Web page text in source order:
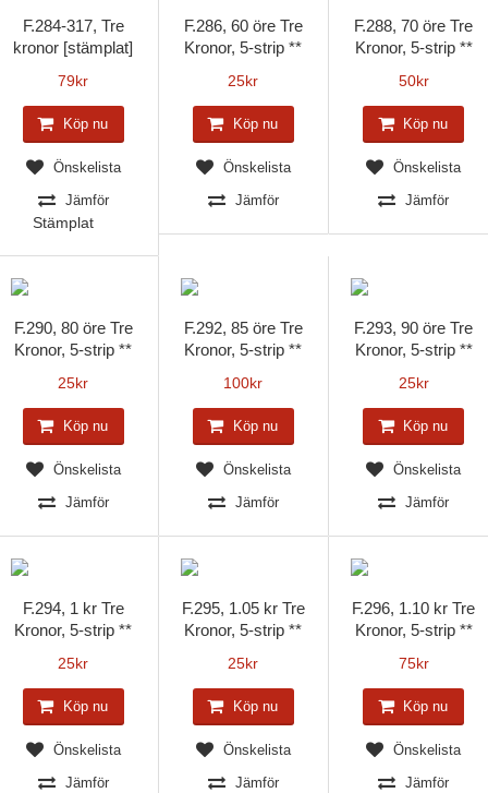
F.284-317, Tre
kronor [stämplat]
79kr
Köp nu
Önskelista
Jämför
Stämplat
F.286, 60 öre Tre
Kronor, 5-strip **
25kr
Köp nu
Önskelista
Jämför
F.288, 70 öre Tre
Kronor, 5-strip **
50kr
Köp nu
Önskelista
Jämför
F.290, 80 öre Tre
Kronor, 5-strip **
25kr
Köp nu
Önskelista
Jämför
F.292, 85 öre Tre
Kronor, 5-strip **
100kr
Köp nu
Önskelista
Jämför
F.293, 90 öre Tre
Kronor, 5-strip **
25kr
Köp nu
Önskelista
Jämför
F.294, 1 kr Tre
Kronor, 5-strip **
25kr
Köp nu
Önskelista
Jämför
F.295, 1.05 kr Tre
Kronor, 5-strip **
25kr
Köp nu
Önskelista
Jämför
F.296, 1.10 kr Tre
Kronor, 5-strip **
75kr
Köp nu
Önskelista
Jämför